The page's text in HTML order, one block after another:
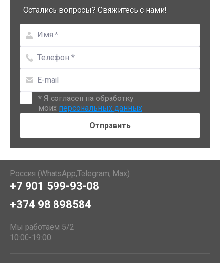
Остались вопросы? Свяжитесь с нами!
* Я согласен на обработку
моих персональных данных
Россия (WhatsApp,Telegram, Max)
+7 901 599-93-08
+374 98 898584
Мы работаем 5/2
10:00-19:00